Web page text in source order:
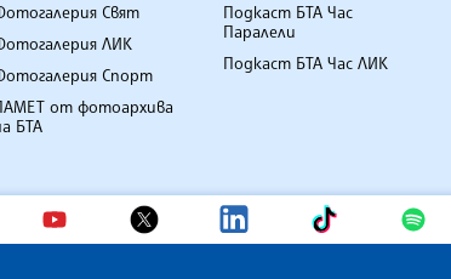
Свят
ЛИК
Спорт
от фотоархива
БТА
Подкаст БТА Час
Паралели
Подкаст БТА Час ЛИК